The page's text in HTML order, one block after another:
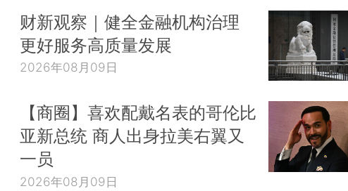
财新观察｜健全金融机构治理
更好服务高质量发展
2026年08月09日
【商圈】喜欢配戴名表的哥伦比
亚新总统 商人出身拉美右翼又
一员
2026年08月09日